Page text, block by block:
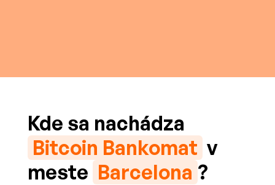
Kde sa nachádza
Bitcoin Bankomat v
meste Barcelona ?